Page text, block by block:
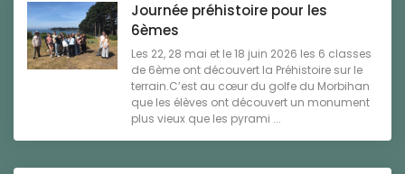
Journée préhistoire pour les
6èmes
Les 22, 28 mai et le 18 juin 2026 les 6 classes
de 6ème ont découvert la Préhistoire sur le
terrain.C’est au cœur du golfe du Morbihan
que les élèves ont découvert un monument
plus vieux que les pyrami ...